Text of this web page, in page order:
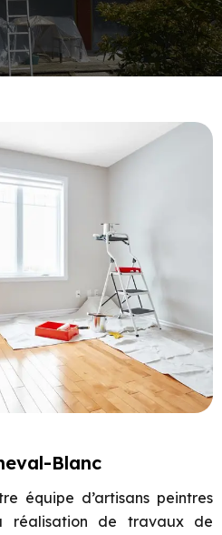
Blanc
équipe d’artisans peintres
réalisation de travaux de